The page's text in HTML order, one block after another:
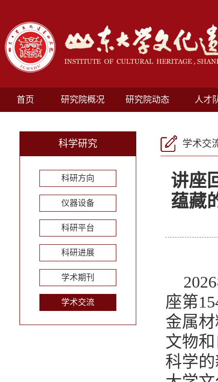
首页 研究院概况 研究院动态 人才
科学研究
科研方向
仪器设备
科研平台
科研进展
学术期刊
学术交流
学术交
讲座
蕴藏
座第
金属
文物
科学